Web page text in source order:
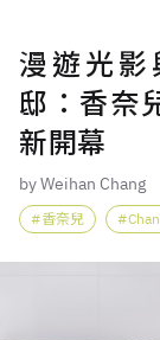
漫遊光影
邸：香奈
新開幕
by Weihan Chang
香奈兒